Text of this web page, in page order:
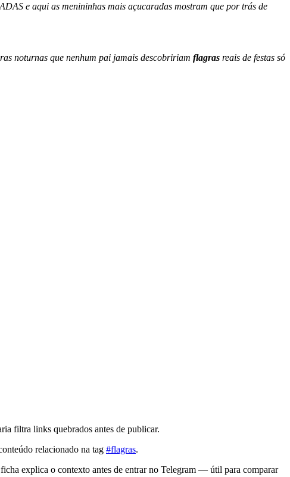
e aqui as menininhas mais açucaradas mostram que por trás de
noturnas que nenhum pai jamais descobririam flagras reais de festas só
filtra links quebrados antes de publicar.
relacionado na tag #flagras.
explica o contexto antes de entrar no Telegram — útil para comparar